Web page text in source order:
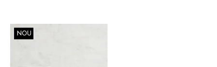
NOU